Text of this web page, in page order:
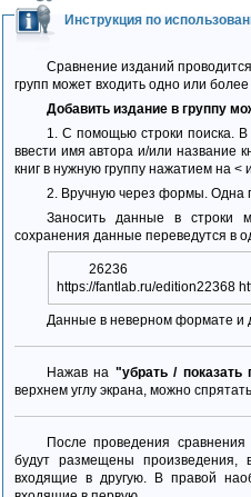
Инструкция по
Сравнение изданий
групп может входить одно или
Добавить издание в группу
1. С помощью строки поиска.
ввести имя автора и/или название
книг в нужную группу нажатием на <
2. Вручную через формы. Одна
Заносить данные в строки
сохранения данные переведутся в
26236
Данные в неверном формате и
Нажав на "убрать / показать
верхнем углу экрана, можно
После проведения
будут размещены
входящие в другую. В правой